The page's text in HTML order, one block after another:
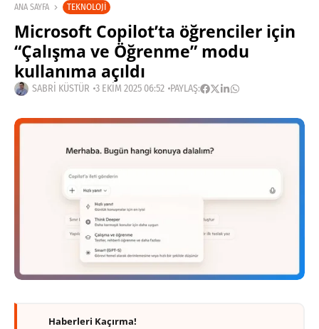
ANA SAYFA TEKNOLOJI
Microsoft Copilot’ta öğrenciler için
“Çalışma ve Öğrenme” modu
kullanıma açıldı
SABRI KÜSTÜR 3 EKIM 2025 06:52 PAYLAŞ:
Haberleri Kaçırma!